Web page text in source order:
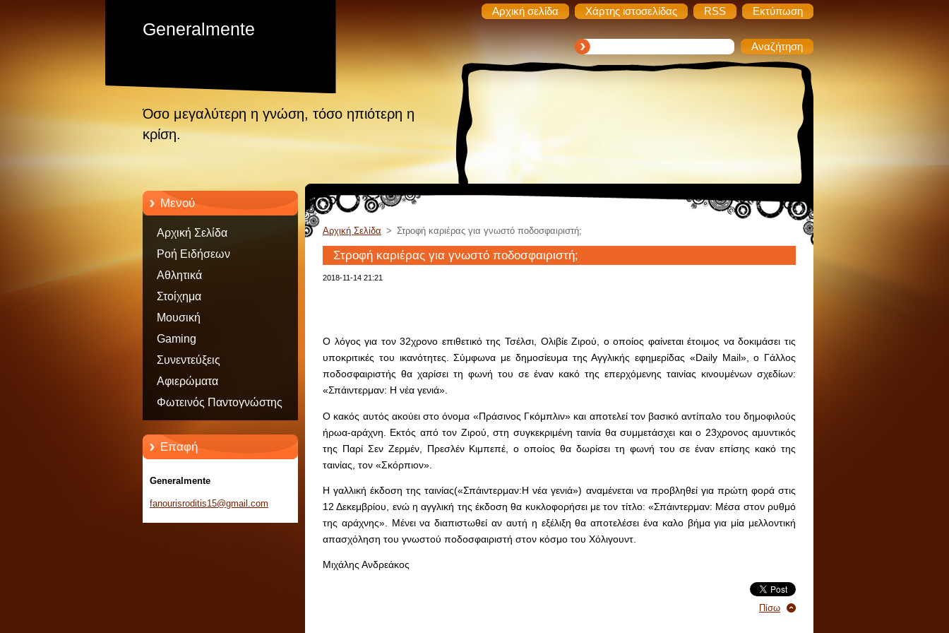
Αρχική σελίδα Χάρτης ιστοσελίδας RSS Εκτύπωση
Generalmente
Όσο μεγαλύτερη η γνώση, τόσο ηπιότερη η
κρίση.
Μενού
Αρχική Σελίδα
Ροή Ειδήσεων
Αθλητικά
Στοίχημα
Μουσική
Gaming
Συνεντεύξεις
Αφιερώματα
Φωτεινός Παντογνώστης
Επαφή
Generalmente
fanourisroditis15@gmail.com
Αρχική Σελίδα > Στροφή καριέρας για γνωστό ποδοσφαιριστή;
Στροφή καριέρας για γνωστό ποδοσφαιριστή;
2018-11-14 21:21
Ο λόγος για τον 32χρονο επιθετικό της Τσέλσι, Ολιβίε Ζιρού, ο οποίος φαίνεται έτοιμος να δοκιμάσει τις
υποκριτικές του ικανότητες. Σύμφωνα με δημοσίευμα της Αγγλικής εφημερίδας «Daily Mail», ο Γάλλος
ποδοσφαιριστής θα χαρίσει τη φωνή του σε έναν κακό της επερχόμενης ταινίας κινουμένων σχεδίων:
«Σπάιντερμαν: Η νέα γενιά».
Ο κακός αυτός ακούει στο όνομα «Πράσινος Γκόμπλιν» και αποτελεί τον βασικό αντίπαλο του δημοφιλούς
ήρωα-αράχνη. Εκτός από τον Ζιρού, στη συγκεκριμένη ταινία θα συμμετάσχει και ο 23χρονος αμυντικός
της Παρί Σεν Ζερμέν, Πρεσλέν Κιμπεπέ, ο οποίος θα δωρίσει τη φωνή του σε έναν επίσης κακό της
ταινίας, τον «Σκόρπιον».
Η γαλλική έκδοση της ταινίας(«Σπάιντερμαν:Η νέα γενιά») αναμένεται να προβληθεί για πρώτη φορά στις
12 Δεκεμβρίου, ενώ η αγγλική της έκδοση θα κυκλοφορήσει με τον τίτλο: «Σπάιντερμαν: Μέσα στον ρυθμό
της αράχνης». Μένει να διαπιστωθεί αν αυτή η εξέλιξη θα αποτελέσει ένα καλο βήμα για μία μελλοντική
απασχόληση του γνωστού ποδοσφαιριστή στον κόσμο του Χόλιγουντ.
Μιχάλης Ανδρεάκος
Πίσω